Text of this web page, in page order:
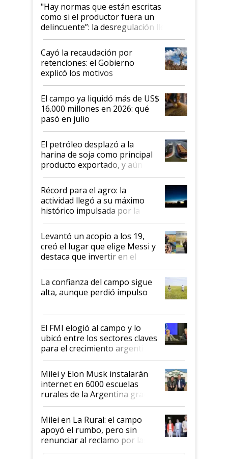
"Hay normas que están escritas
como si el productor fuera un
delincuente”: la desregulación llegó
al Congreso Aapresid y hasta se
habló del financiamiento al IPCVA
Cayó la recaudación por
retenciones: el Gobierno
explicó los motivos
El campo ya liquidó más de US$
16.000 millones en 2026: qué
pasó en julio
El petróleo desplazó a la
harina de soja como principal
producto exportado, y aún así
el agro aportó casi seis de cada
diez dólares y sostuvo el
liderazgo en un semestre
récord
Récord para el agro: la
actividad llegó a su máximo
histórico impulsada por la
cosecha y las exportaciones
Levantó un acopio a los 19,
creó el lugar que elige Messi y
destaca que invertir en el
kirchnerismo era como "darle
plata a un hijo para droga":
Juan Félix Rossetti, el libertario
que de una dura crisis salió
de Milei
La confianza del campo sigue
alta, aunque perdió impulso
El FMI elogió al campo y lo
ubicó entre los sectores claves
para el crecimiento argentino
Milei y Elon Musk instalarán
internet en 6000 escuelas
rurales de la Argentina gracias
a un acuerdo con Starlink
Milei en La Rural: el campo
apoyó el rumbo, pero sin
renunciar al reclamo por las